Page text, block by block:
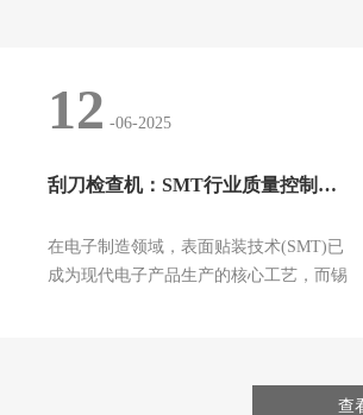
12 -06-2025
刮刀检查机：SMT行业质量控制的关键防线
在电子制造领域，表面贴装技术(SMT)已
成为现代电子产品生产的核心工艺，而锡
查